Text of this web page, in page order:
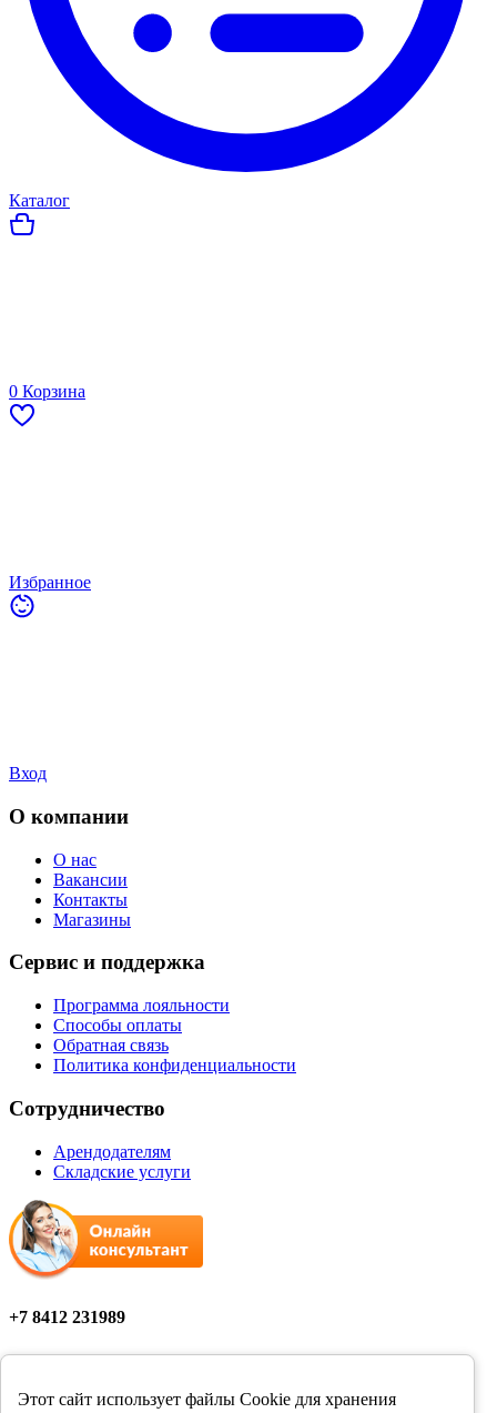
Этот сайт использует файлы Cookie для хранения
Каталог
0 Корзина
Избранное
Вход
О компании
О нас
Вакансии
Контакты
Магазины
Сервис и поддержка
Программа лояльности
Способы оплаты
Обратная связь
Политика конфиденциальности
Сотрудничество
Арендодателям
Складские услуги
+7 8412 231989
Мы в соцсетях